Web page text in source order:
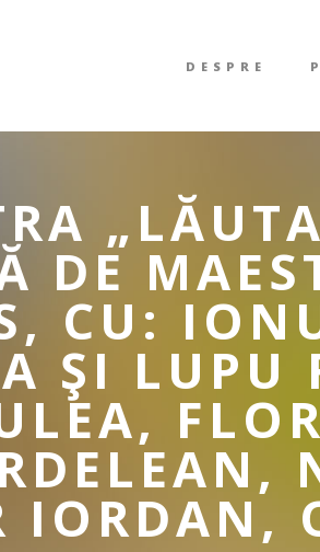
DESPRE
DE
CU:
ŞI LUPU
IORDAN,